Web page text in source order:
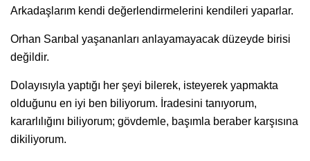
Arkadaşlarım kendi değerlendirmelerini kendileri yaparlar.
Orhan Sarıbal yaşananları anlayamayacak düzeyde birisi
değildir.
Dolayısıyla yaptığı her şeyi bilerek, isteyerek yapmakta
olduğunu en iyi ben biliyorum. İradesini tanıyorum,
kararlılığını biliyorum; gövdemle, başımla beraber karşısına
dikiliyorum.